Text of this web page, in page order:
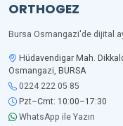
ORTHOGEZ
Bursa Osmangazi'de dijital
Hüdavendigar Mah.
Osmangazi, BURSA
0224 222 05 85
Pzt–Cmt: 10:00–17:30
WhatsApp ile Yazın